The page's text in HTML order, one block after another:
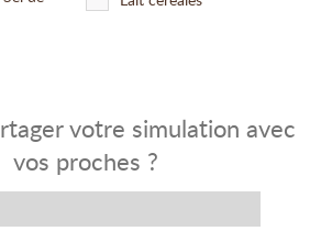
votre simulation avec
vos proches ?